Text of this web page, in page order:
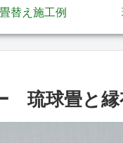
畳替え施工例
琉球畳と縁